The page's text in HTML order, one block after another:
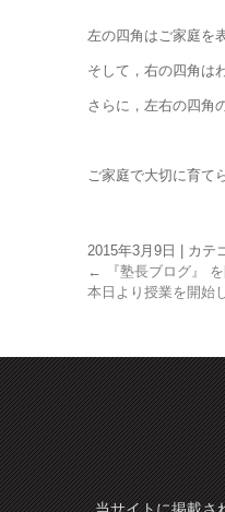
左の四角はご家庭を
そして，右の四角は
さらに，左右の四角
ご家庭で大切に育て
2015年3月9日 カテ
← 『塾長ブログ』
本日より授業を開始